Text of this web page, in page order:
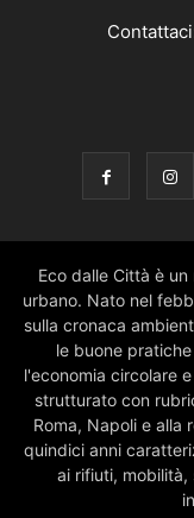
Eco dalle Città è
urbano. Nato nel
sulla cronaca
le buone
l'economia circolare
strutturato con
Roma, Napoli e alla
quindici anni
ai rifiuti,